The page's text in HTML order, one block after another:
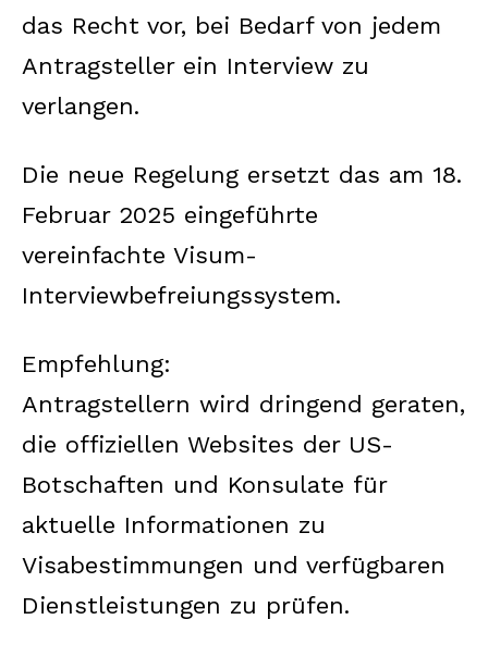
das Recht vor, bei Bedarf von jedem
Antragsteller ein Interview zu
verlangen.
Die neue Regelung ersetzt das am 18.
Februar 2025 eingeführte
vereinfachte Visum-
Interviewbefreiungssystem.
Empfehlung:
Antragstellern wird dringend geraten,
die offiziellen Websites der US-
Botschaften und Konsulate für
aktuelle Informationen zu
Visabestimmungen und verfügbaren
Dienstleistungen zu prüfen.